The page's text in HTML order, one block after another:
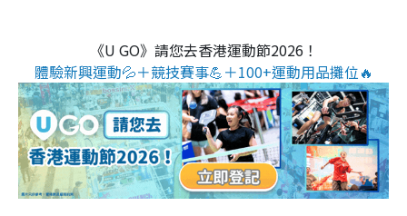
《U GO》請您去香港運動節2026！
體驗新興運動💦＋競技賽事💪＋100+運動用品攤位🔥